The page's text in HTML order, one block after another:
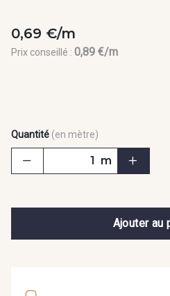
0,69 €/m
Prix conseillé : 0,89 €/m
Quantité (en mètre)
m
Ajouter au